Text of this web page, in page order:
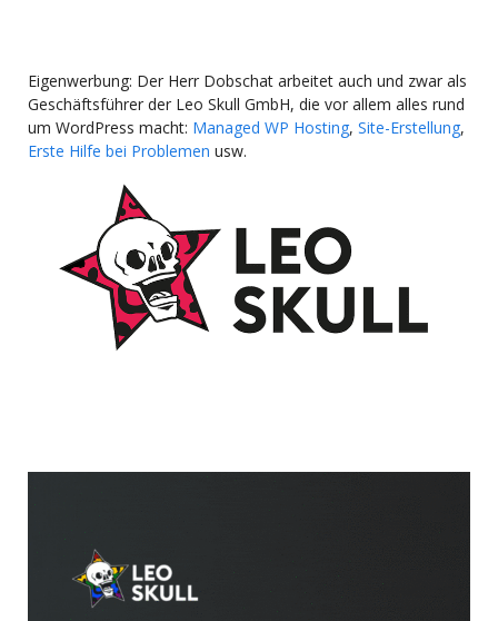
Eigenwerbung: Der Herr Dobschat arbeitet auch und zwar als
Geschäftsführer der Leo Skull GmbH, die vor allem alles rund
um WordPress macht: Managed WP Hosting, Site-Erstellung,
Erste Hilfe bei Problemen usw.